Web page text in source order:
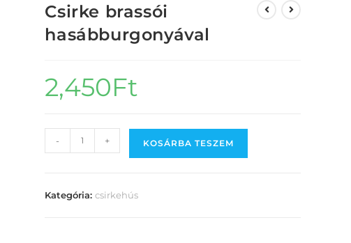
Csirke brassói
hasábburgonyával
2,450Ft
- + KOSÁRBA TESZEM
Kategória:csirkehús